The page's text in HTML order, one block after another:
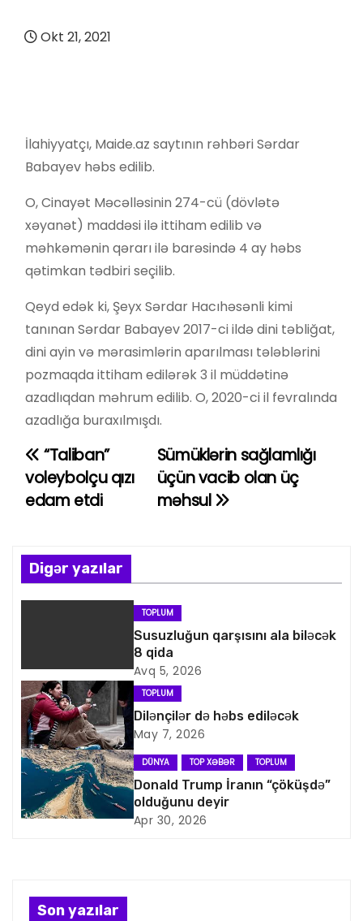
Okt 21, 2021
İlahiyyatçı, Maide.az saytının rəhbəri Sərdar
Babayev həbs edilib.
O, Cinayət Məcəlləsinin 274-cü (dövlətə
xəyanət) maddəsi ilə ittiham edilib və
məhkəmənin qərarı ilə barəsində 4 ay həbs
qətimkan tədbiri seçilib.
Qeyd edək ki, Şeyx Sərdar Hacıhəsənli kimi
tanınan Sərdar Babayev 2017-ci ildə dini təbliğat,
dini ayin və mərasimlərin aparılması tələblərini
pozmaqda ittiham edilərək 3 il müddətinə
azadlıqdan məhrum edilib. O, 2020-ci il fevralında
azadlığa buraxılmışdı.
Y
a
ı
n
v
i
q
a
s
a
Sümüklərin sağlamlığı
üçün vacib olan üç
məhsul
“Taliban”
voleybolçu qızı
edam etdi
Digər yazılar
TOPLUM
Susuzluğun qarşısını ala biləcək
8 qida
Avq 5, 2026
TOPLUM
Dilənçilər də həbs ediləcək
May 7, 2026
DÜNYA TOP XƏBƏR TOPLUM
Donald Trump İranın “çöküşdə”
olduğunu deyir
Apr 30, 2026
Son yazılar